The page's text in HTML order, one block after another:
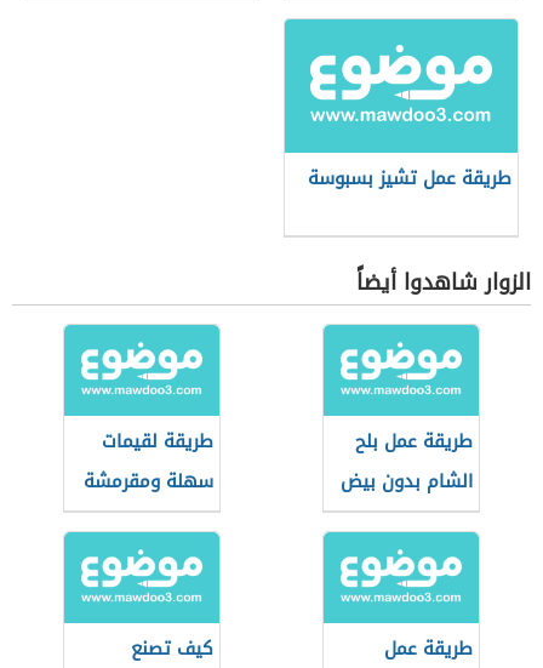
طريقة عمل تشيز بسبوسة
الزوار شاهدوا أيضاً
طريقة عمل بلح
الشام بدون بيض
طريقة لقيمات
سهلة ومقرمشة
طريقة عمل
كيف تصنع